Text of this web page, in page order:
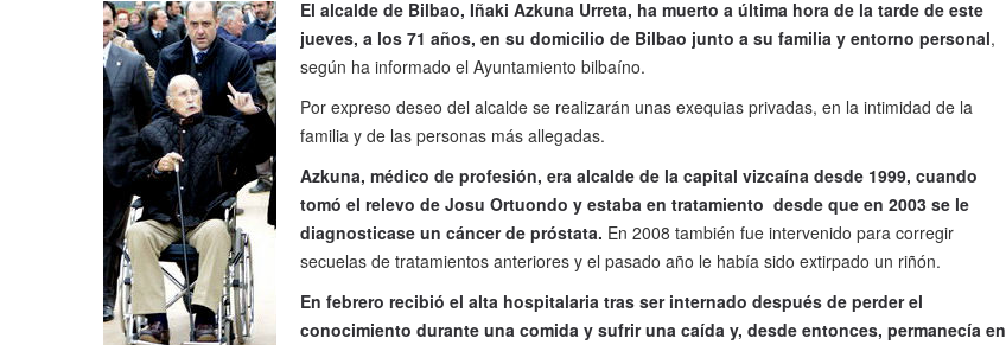
El alcalde de Bilbao, Iñaki Azkuna Urreta, ha muerto a última hora de la tarde de este
jueves, a los 71 años, en su domicilio de Bilbao junto a su familia y entorno personal,
según ha informado el Ayuntamiento bilbaíno.
Por expreso deseo del alcalde se realizarán unas exequias privadas, en la intimidad de la
familia y de las personas más allegadas.
Azkuna, médico de profesión, era alcalde de la capital vizcaína desde 1999, cuando
tomó el relevo de Josu Ortuondo y estaba en tratamiento desde que en 2003 se le
diagnosticase un cáncer de próstata. En 2008 también fue intervenido para corregir
secuelas de tratamientos anteriores y el pasado año le había sido extirpado un riñón.
En febrero recibió el alta hospitalaria tras ser internado después de perder el
conocimiento durante una comida y sufrir una caída y, desde entonces, permanecía en